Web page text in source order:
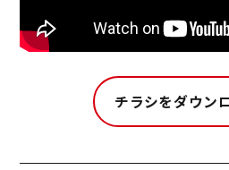
チラシをダウン